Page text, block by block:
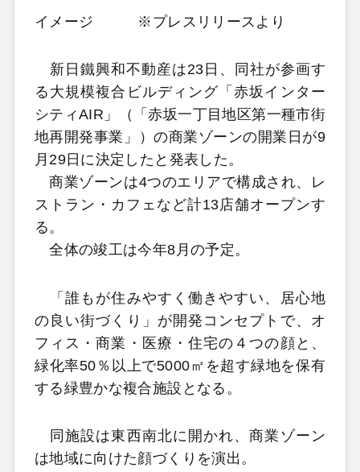
イメージ ※プレスリリースより
新日鐵興和不動産は23日、同社が参画す
る大規模複合ビルディング「赤坂インター
シティAIR」（「赤坂一丁目地区第一種市街
地再開発事業」）の商業ゾーンの開業日が9
月29日に決定したと発表した。
商業ゾーンは4つのエリアで構成され、レ
ストラン・カフェなど計13店舗オープンす
る。
全体の竣工は今年8月の予定。
「誰もが住みやすく働きやすい、居心地
の良い街づくり」が開発コンセプトで、オ
フィス・商業・医療・住宅の４つの顔と、
緑化率50％以上で5000㎡を超す緑地を保有
する緑豊かな複合施設となる。
同施設は東西南北に開かれ、商業ゾーン
は地域に向けた顔づくりを演出。